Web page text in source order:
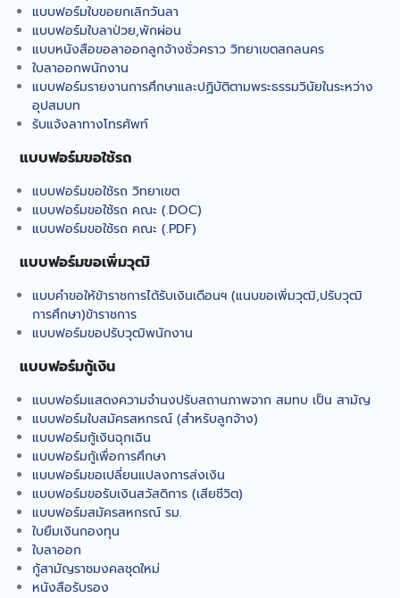
การจัดเก็บของเสีย”
กิจกรรมบริการวิชาการ
Bootcamp: MED-SCI-
ดำเนินการจัดการบรรยาย
พิเศษหัวข้อ“รู้ให้ทัน ป้องกัน
แบบฟอร์มใบขอยกเลิกวันลา
แบบฟอร์มใบลาป่วย,พักผ่อน
แบบหนังสือขอลาออกลูกจ้างชั่วคราว วิทยาเขตสกลนคร
ใบลาออกพนักงาน
แบบฟอร์มรายงานการศึกษาและปฏิบัติตามพระธรรมวินัยในระหว่าง
อุปสมบท
รับแจ้งลาทางโทรศัพท์
แบบฟอร์มขอใช้รถ
แบบฟอร์มขอใช้รถ วิทยาเขต
แบบฟอร์มขอใช้รถ คณะ (.DOC)
แบบฟอร์มขอใช้รถ คณะ (.PDF)
แบบฟอร์มขอเพิ่มวุฒิ
แบบคำขอให้ข้าราชการได้รับเงินเดือนฯ (แนบขอเพิ่มวุฒิ,ปรับวุฒิ
การศึกษา)ข้าราชการ
แบบฟอร์มขอปรับวุฒิพนักงาน
แบบฟอร์มกู้เงิน
แบบฟอร์มแสดงความจำนงปรับสถานภาพจาก สมทบ เป็น สามัญ
แบบฟอร์มใบสมัครสหกรณ์ (สำหรับลูกจ้าง)
แบบฟอร์มกู้เงินฉุกเฉิน
แบบฟอร์มกู้เพื่อการศึกษา
แบบฟอร์มขอเปลี่ยนแปลงการส่งเงิน
แบบฟอร์มขอรับเงินสวัสดิการ (เสียชีวิต)
แบบฟอร์มสมัครสหกรณ์ รม.
ใบยืมเงินกองทุน
ใบลาออก
กู้สามัญราชมงคลชุดใหม่
หนังสือรับรอง